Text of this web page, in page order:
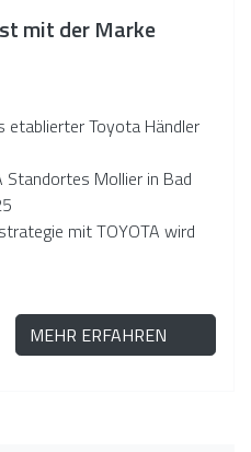
mit der Marke
Toyota Händler
Standortes Mollier in Bad
mit TOYOTA wird
MEHR ERFAHREN